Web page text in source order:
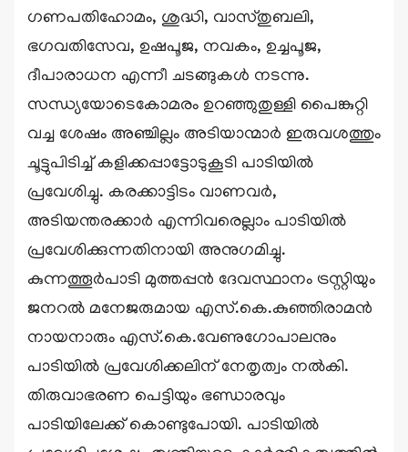
ഗണപതിഹോമം, ശുദ്ധി, വാസ്തുബലി,
ഭഗവതിസേവ, ഉഷപൂജ, നവകം, ഉച്ചപൂജ,
ദീപാരാധന എന്നീ ചടങ്ങുകൾ നടന്നു.
സന്ധ്യയോടെകോമരം ഉറഞ്ഞുതുള്ളി പൈങ്കുറ്റി
വച്ച ശേഷം അഞ്ചില്ലം അടിയാന്മാർ ഇരുവശത്തും
ചൂട്ടുപിടിച്ച് കളിക്കപ്പാട്ടോടുകൂടി പാടിയിൽ
പ്രവേശിച്ചു. കരക്കാട്ടിടം വാണവർ,
അടിയന്തരക്കാർ എന്നിവരെല്ലാം പാടിയിൽ
പ്രവേശിക്കുന്നതിനായി അനുഗമിച്ചു.
കുന്നത്തൂർപാടി മുത്തപ്പൻ ദേവസ്ഥാനം ട്രസ്റ്റിയും
ജനറൽ മനേജരുമായ എസ്.കെ.കുഞ്ഞിരാമൻ
നായനാരും എസ്.കെ.വേണുഗോപാലനും
പാടിയിൽ പ്രവേശിക്കലിന് നേതൃത്വം നൽകി.
തിരുവാഭരണ പെട്ടിയും ഭണ്ഡാരവും
പാടിയിലേക്ക് കൊണ്ടുപോയി. പാടിയിൽ